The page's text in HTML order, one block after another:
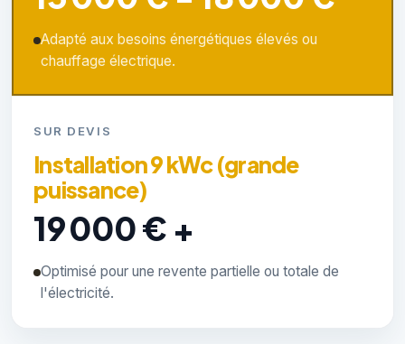
Adapté aux besoins énergétiques élevés ou
chauffage électrique.
SUR DEVIS
Installation 9 kWc (grande
puissance)
19 000 € +
Optimisé pour une revente partielle ou totale de
l'électricité.